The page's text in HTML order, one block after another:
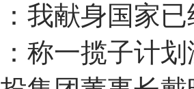
我献身国家
称一揽子计